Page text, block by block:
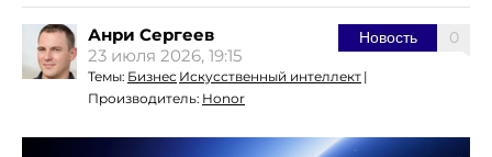
0
Новость
Анри Сергеев
23 июля 2026, 19:15
Темы: Бизнес Искусственный интеллект |
Производитель: Honor